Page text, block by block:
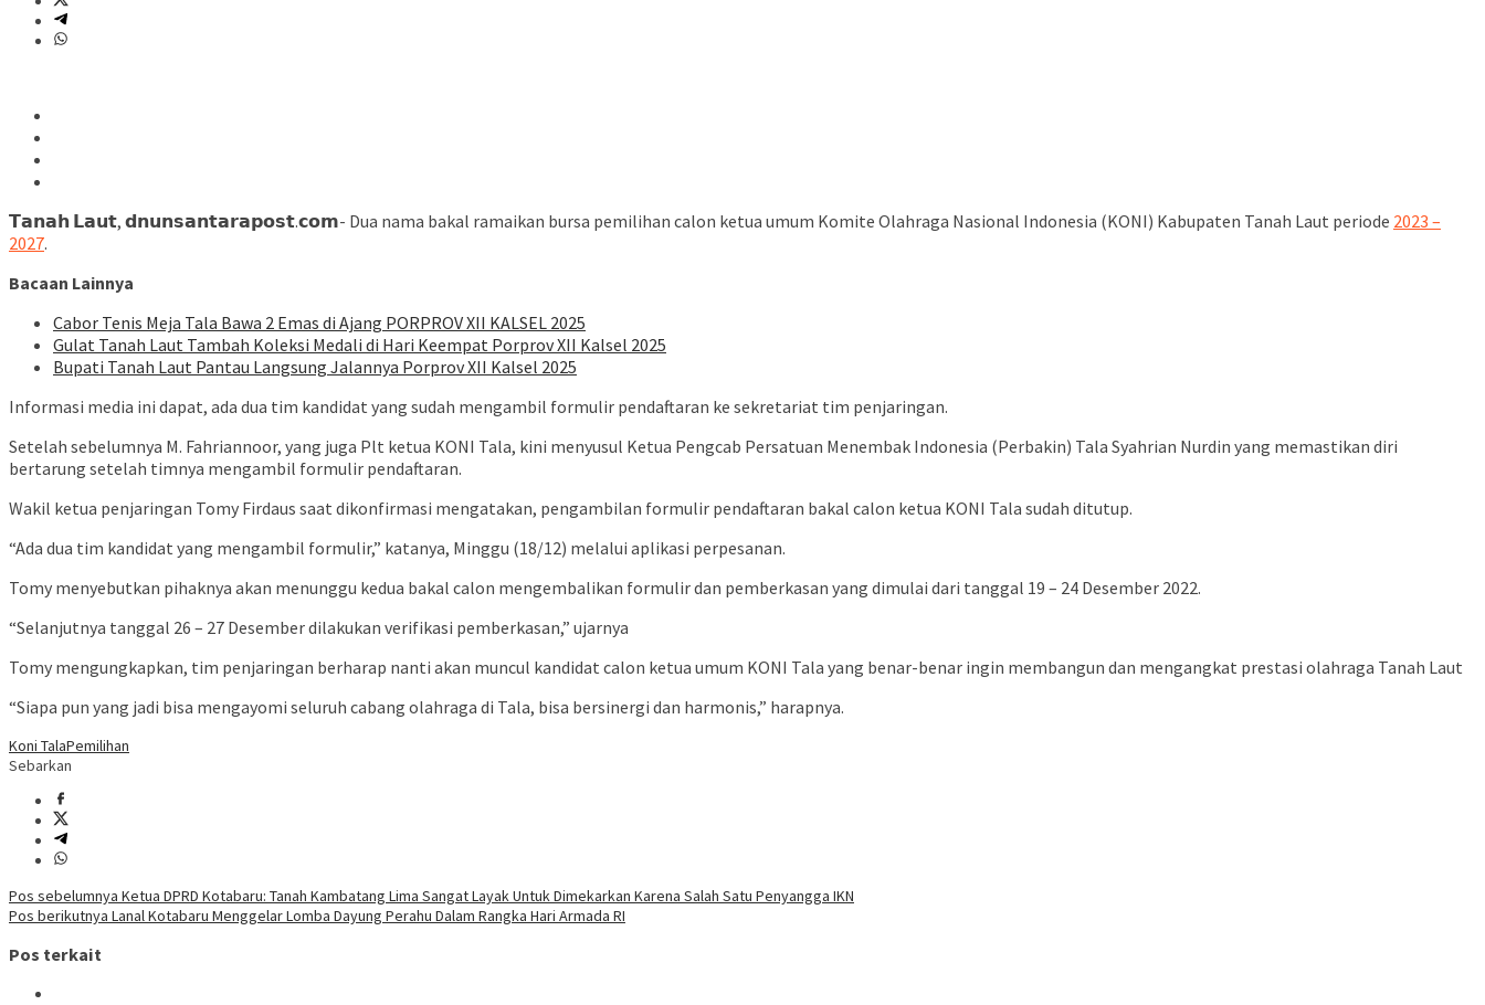
𝗧𝗮𝗻𝗮𝗵 𝗟𝗮𝘂𝘁, 𝗱𝗻𝘂𝗻𝘀𝗮𝗻𝘁𝗮𝗿𝗮𝗽𝗼𝘀𝘁.𝗰𝗼𝗺- Dua nama bakal ramaikan bursa pemilihan calon ketua umum Komite Olahraga Nasional Indonesia (KONI) Kabupaten Tanah Laut periode 2023 –
2027.
Bacaan Lainnya
Cabor Tenis Meja Tala Bawa 2 Emas di Ajang PORPROV XII KALSEL 2025
Gulat Tanah Laut Tambah Koleksi Medali di Hari Keempat Porprov XII Kalsel 2025
Bupati Tanah Laut Pantau Langsung Jalannya Porprov XII Kalsel 2025
Informasi media ini dapat, ada dua tim kandidat yang sudah mengambil formulir pendaftaran ke sekretariat tim penjaringan.
Setelah sebelumnya M. Fahriannoor, yang juga Plt ketua KONI Tala, kini menyusul Ketua Pengcab Persatuan Menembak Indonesia (Perbakin) Tala Syahrian Nurdin yang memastikan diri
bertarung setelah timnya mengambil formulir pendaftaran.
Wakil ketua penjaringan Tomy Firdaus saat dikonfirmasi mengatakan, pengambilan formulir pendaftaran bakal calon ketua KONI Tala sudah ditutup.
“Ada dua tim kandidat yang mengambil formulir,” katanya, Minggu (18/12) melalui aplikasi perpesanan.
Tomy menyebutkan pihaknya akan menunggu kedua bakal calon mengembalikan formulir dan pemberkasan yang dimulai dari tanggal 19 – 24 Desember 2022.
“Selanjutnya tanggal 26 – 27 Desember dilakukan verifikasi pemberkasan,” ujarnya
Tomy mengungkapkan, tim penjaringan berharap nanti akan muncul kandidat calon ketua umum KONI Tala yang benar-benar ingin membangun dan mengangkat prestasi olahraga Tanah Laut
“Siapa pun yang jadi bisa mengayomi seluruh cabang olahraga di Tala, bisa bersinergi dan harmonis,” harapnya.
Koni TalaPemilihan
Sebarkan
Navigasi
pos
Pos sebelumnya Ketua DPRD Kotabaru: Tanah Kambatang Lima Sangat Layak Untuk Dimekarkan Karena Salah Satu Penyangga IKN
Pos berikutnya Lanal Kotabaru Menggelar Lomba Dayung Perahu Dalam Rangka Hari Armada RI
Pos terkait